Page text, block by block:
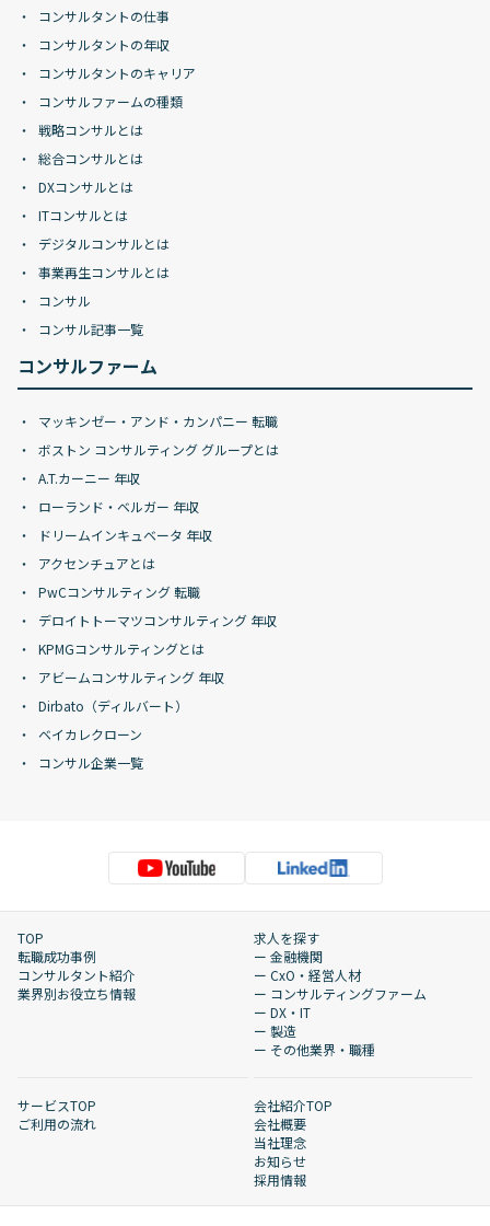
コンサルタントの仕事
コンサルタントの年収
コンサルタントのキャリア
コンサルファームの種類
戦略コンサルとは
総合コンサルとは
DXコンサルとは
ITコンサルとは
デジタルコンサルとは
事業再生コンサルとは
コンサル
コンサル記事一覧
コンサルファーム
マッキンゼー・アンド・カンパニー 転職
ボストン コンサルティング グループとは
A.T.カーニー 年収
ローランド・ベルガー 年収
ドリームインキュベータ 年収
アクセンチュアとは
PwCコンサルティング 転職
デロイトトーマツコンサルティング 年収
KPMGコンサルティングとは
アビームコンサルティング 年収
Dirbato（ディルバート）
ベイカレクローン
コンサル企業一覧
TOP
転職成功事例
コンサルタント紹介
業界別お役立ち情報
求人を探す
ー 金融機関
ー CxO・経営人材
ー コンサルティングファーム
ー DX・IT
ー 製造
ー その他業界・職種
サービスTOP
ご利用の流れ
会社紹介TOP
会社概要
当社理念
お知らせ
採用情報